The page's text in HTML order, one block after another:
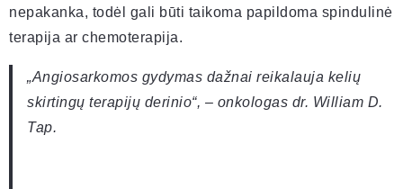
nepakanka, todėl gali būti taikoma papildoma spindulinė
terapija ar chemoterapija.
„Angiosarkomos gydymas dažnai reikalauja kelių
skirtingų terapijų derinio“, – onkologas dr. William D.
Tap.